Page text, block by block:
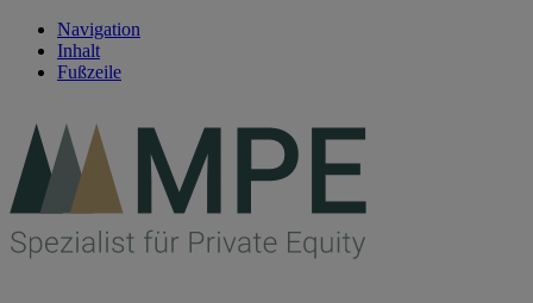
Navigation
Inhalt
Fußzeile